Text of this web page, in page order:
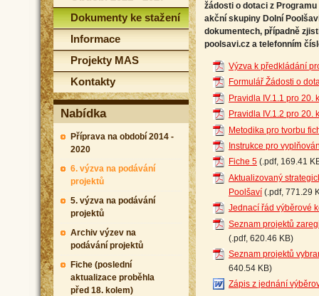
Dokumenty ke stažení
Informace
Projekty MAS
Kontakty
Nabídka
Příprava na období 2014 -
2020
6. výzva na podávání
projektů
5. výzva na podávání
projektů
Archiv výzev na
podávání projektů
Fiche (poslední
aktualizace proběhla
před 18. kolem)
žádosti o dotaci z
akční skupiny Dolní
dokumentech, případně
poolsavi.cz a telefonním
Výzva k předkládání
Formulář Žádosti o
Pravidla IV.1.1 pro 20.
Pravidla IV.1.2 pro 20.
Metodika pro tvorbu
Instrukce pro
Fiche 5 (.pdf, 169.41
Aktualizovaný
Poolšaví (.pdf, 771.29
Jednací řád výběrové
Seznam projektů
(.pdf, 620.46 KB)
Seznam projektů
640.54 KB)
Zápis z jednání